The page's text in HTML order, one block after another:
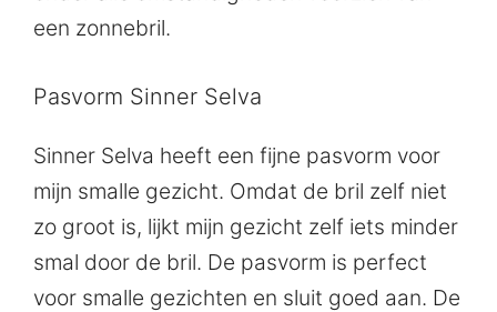
een zonnebril.
Pasvorm Sinner Selva
Sinner Selva heeft een fijne pasvorm voor
mijn smalle gezicht. Omdat de bril zelf niet
zo groot is, lijkt mijn gezicht zelf iets minder
smal door de bril. De pasvorm is perfect
voor smalle gezichten en sluit goed aan. De